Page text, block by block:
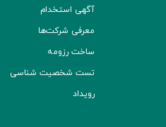
آگهی استخدام
معرفی شرکت‌ها
ساخت رزومه
تست شخصیت شناسی
رویداد